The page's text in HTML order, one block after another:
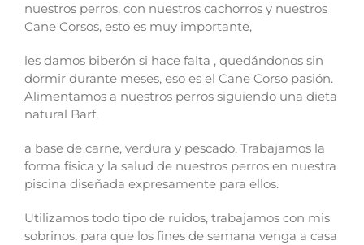
nuestros perros, con nuestros cachorros y nuestros
Cane Corsos, esto es muy importante,
les damos biberón si hace falta , quedándonos sin
dormir durante meses, eso es el Cane Corso pasión.
Alimentamos a nuestros perros siguiendo una dieta
natural Barf,
a base de carne, verdura y pescado. Trabajamos la
forma física y la salud de nuestros perros en nuestra
piscina diseñada expresamente para ellos.
Utilizamos todo tipo de ruidos, trabajamos con mis
sobrinos, para que los fines de semana venga a casa